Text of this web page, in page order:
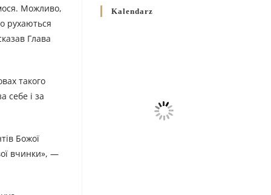
Можливо,
рухаються
Глава
такого
себе і за
Божої
вчинки», —
10 GRUDNIA 2025
Декрет про відзначення
Великодня і всіх рухомих
Kalendarz